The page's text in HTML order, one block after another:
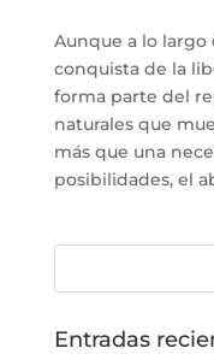
Aunque a lo largo
conquista de la
forma parte del
naturales que
más que una
posibilidades, el
Entradas